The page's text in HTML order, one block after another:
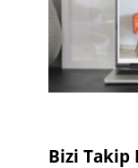
Bizi Takip